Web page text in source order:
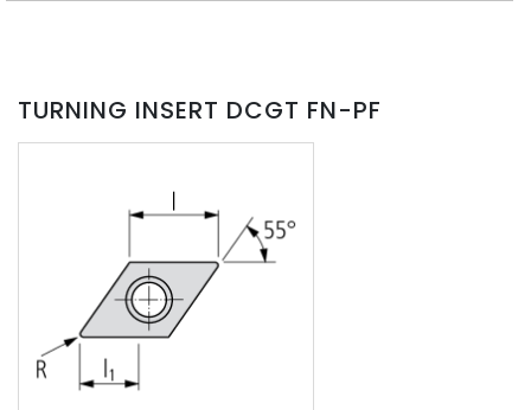
TURNING INSERT DCGT FN-PF